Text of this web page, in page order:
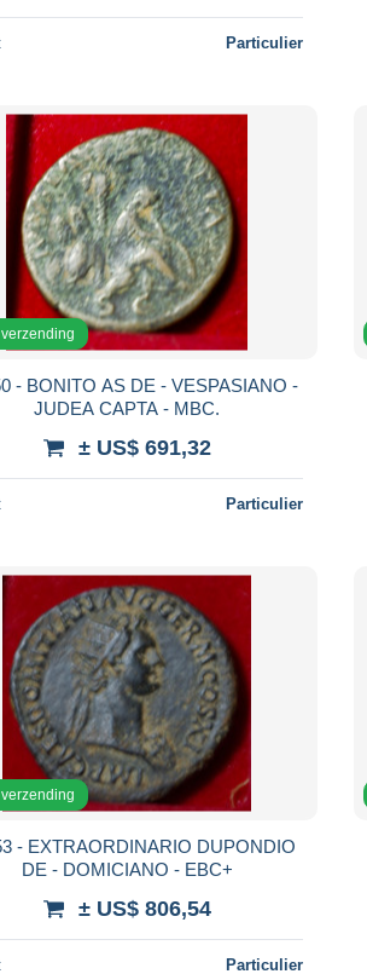
Particulier
- BONITO AS DE - VESPASIANO -
JUDEA CAPTA - MBC.
± US$ 691,32
Particulier
DE - DOMICIANO - EBC+
± US$ 806,54
Particulier